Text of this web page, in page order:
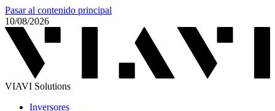
Pasar al contenido principal
10/08/2026
VIAVI Solutions
Inversores